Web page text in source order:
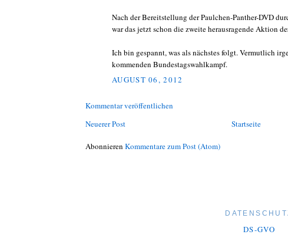
Nach der Bereitstellung der Paulchen-Panther-DVD
war das jetzt schon die zweite herausragende Aktion
Ich bin gespannt, was als nächstes folgt. Vermutlich
kommenden Bundestagswahlkampf.
AUGUST 06, 2012
Kommentar veröffentlichen
Neuerer Post
Startseite
Abonnieren Kommentare zum Post (Atom)
DS-GVO